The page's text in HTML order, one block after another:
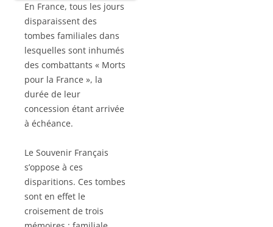
En France, tous les jours
disparaissent des
tombes familiales dans
lesquelles sont inhumés
des combattants « Morts
pour la France », la
durée de leur
concession étant arrivée
à échéance.
Le Souvenir Français
s’oppose à ces
disparitions. Ces tombes
sont en effet le
croisement de trois